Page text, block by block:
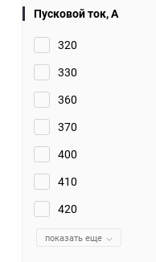
Пусковой ток, A
320
330
360
370
400
410
420
показать еще